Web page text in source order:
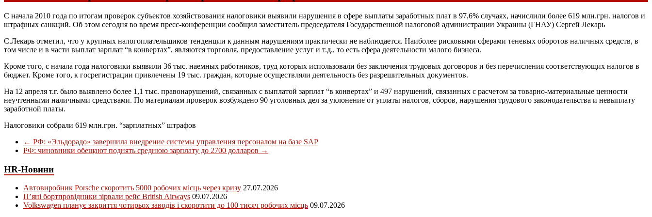
С начала 2010 года по итогам проверок субъектов хозяйствования налоговики выявили нарушения в сфере выплаты заработных плат в 97,6% случаях, начислили более 619 млн.грн. налогов и
штрафных санкций. Об этом сегодня во время пресс-конференции сообщил заместитель председателя Государственной налоговой администрации Украины (ГНАУ) Сергей Лекарь
С.Лекарь отметил, что у крупных налогоплательщиков тенденции к данным нарушениям практически не наблюдается. Наиболее рисковыми сферами теневых оборотов наличных средств, в
том числе и в части выплат зарплат “в конвертах”, являются торговля, предоставление услуг и т.д., то есть сфера деятельности малого бизнеса.
Кроме того, с начала года налоговики выявили 36 тыс. наемных работников, труд которых использовали без заключения трудовых договоров и без перечисления соответствующих налогов в
бюджет. Кроме того, к госрегистрации привлечены 19 тыс. граждан, которые осуществляли деятельность без разрешительных документов.
На 12 апреля т.г. было выявлено более 1,1 тыс. правонарушений, связанных с выплатой зарплат “в конвертах” и 497 нарушений, связанных с расчетом за товарно-материальные ценности
неучтенными наличными средствами. По материалам проверок возбуждено 90 уголовных дел за уклонение от уплаты налогов, сборов, нарушения трудового законодательства и невыплату
заработной платы.
Налоговики собрали 619 млн.грн. “зарплатных” штрафов
← РФ: «Эльдорадо» завершила внедрение системы управления персоналом на базе SAP
РФ: чиновники обещают поднять среднюю зарплату до 2700 долларов →
HR-Новини
Автовиробник Porsche скоротить 5000 робочих місць через кризу 27.07.2026
П’яні бортпровідники зірвали рейс British Airways 09.07.2026
Volkswagen планує закриття чотирьох заводів і скоротити до 100 тисяч робочих місць 09.07.2026